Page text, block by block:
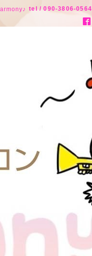
tel / 090-3806-0564